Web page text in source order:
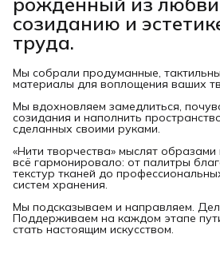
созиданию и
труда.
Мы собрали продуманные,
материалы для воплощения ваших
Мы вдохновляем замедлиться,
созидания и наполнить
сделанных своими руками.
«Нити творчества» мыслят образами
всё гармонировало: от палитры
текстур тканей до
систем хранения.
Мы подсказываем и направляем.
Поддерживаем на каждом этапе
стать настоящим искусством.